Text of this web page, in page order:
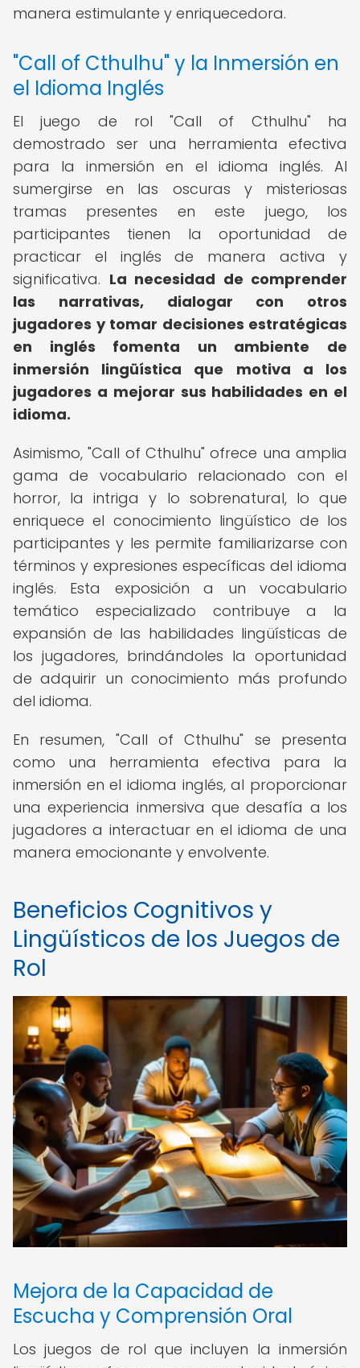
manera estimulante y enriquecedora.
"Call of Cthulhu" y la Inmersión en
el Idioma Inglés
El juego de rol "Call of Cthulhu" ha
demostrado ser una herramienta efectiva
para la inmersión en el idioma inglés. Al
sumergirse en las oscuras y misteriosas
tramas presentes en este juego, los
participantes tienen la oportunidad de
practicar el inglés de manera activa y
significativa. La necesidad de comprender
las narrativas, dialogar con otros
jugadores y tomar decisiones estratégicas
en inglés fomenta un ambiente de
inmersión lingüística que motiva a los
jugadores a mejorar sus habilidades en el
idioma.
Asimismo, "Call of Cthulhu" ofrece una amplia
gama de vocabulario relacionado con el
horror, la intriga y lo sobrenatural, lo que
enriquece el conocimiento lingüístico de los
participantes y les permite familiarizarse con
términos y expresiones específicas del idioma
inglés. Esta exposición a un vocabulario
temático especializado contribuye a la
expansión de las habilidades lingüísticas de
los jugadores, brindándoles la oportunidad
de adquirir un conocimiento más profundo
del idioma.
En resumen, "Call of Cthulhu" se presenta
como una herramienta efectiva para la
inmersión en el idioma inglés, al proporcionar
una experiencia inmersiva que desafía a los
jugadores a interactuar en el idioma de una
manera emocionante y envolvente.
Beneficios Cognitivos y
Lingüísticos de los Juegos de
Rol
Mejora de la Capacidad de
Escucha y Comprensión Oral
Los juegos de rol que incluyen la inmersión